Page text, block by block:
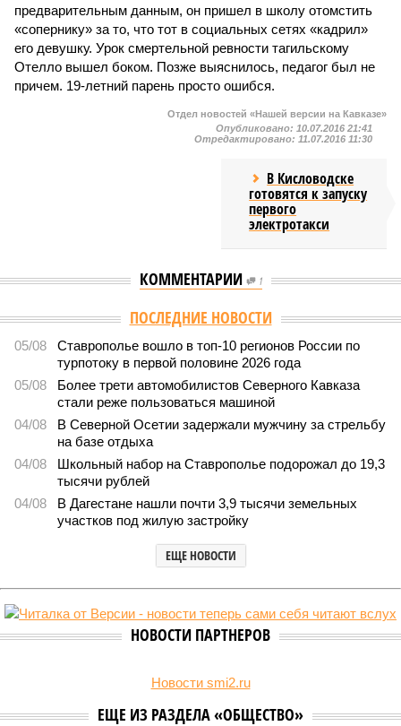
предварительным данным, он пришел в школу отомстить
«сопернику» за то, что тот в социальных сетях «кадрил»
его девушку. Урок смертельной ревности тагильскому
Отелло вышел боком. Позже выяснилось, педагог был не
причем. 19-летний парень просто ошибся.
Отдел новостей «Нашей версии на Кавказе»
Опубликовано: 10.07.2016 21:41
Отредактировано: 11.07.2016 11:30
В Кисловодске
готовятся к запуску
первого
электротакси
КОММЕНТАРИИ 1
ПОСЛЕДНИЕ НОВОСТИ
05/08
Ставрополье вошло в топ-10 регионов России по
турпотоку в первой половине 2026 года
05/08
Более трети автомобилистов Северного Кавказа
стали реже пользоваться машиной
04/08
В Северной Осетии задержали мужчину за стрельбу
на базе отдыха
04/08
Школьный набор на Ставрополье подорожал до 19,3
тысячи рублей
04/08
В Дагестане нашли почти 3,9 тысячи земельных
участков под жилую застройку
ЕЩЕ НОВОСТИ
НОВОСТИ ПАРТНЕРОВ
Новости smi2.ru
ЕЩЕ ИЗ РАЗДЕЛА «ОБЩЕСТВО»